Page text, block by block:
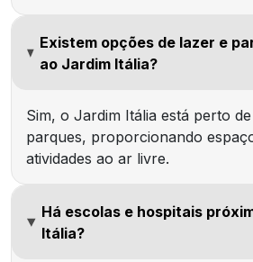
Existem opções de lazer e
ao Jardim Itália?
Sim, o Jardim Itália está perto
parques, proporcionando
atividades ao ar livre.
Há escolas e hospitais
Itália?